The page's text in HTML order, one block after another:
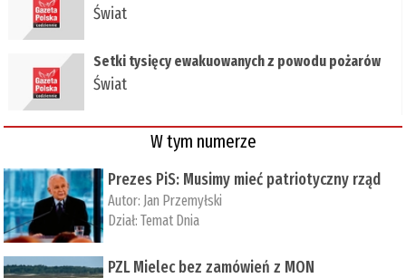
Świat
Setki tysięcy ewakuowanych z powodu pożarów
Świat
W tym numerze
Prezes PiS: Musimy mieć patriotyczny rząd
Autor: Jan Przemyłski
Dział:Temat Dnia
PZL Mielec bez zamówień z MON